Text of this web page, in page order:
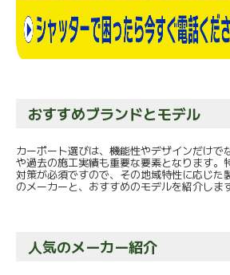
おすすめブランドとモデル
カーポート選びは、機能性やデザインだけで
や過去の施工実績も重要な要素となります。
対策が必須ですので、その地域特性に応じた
のメーカーと、おすすめのモデルを紹介しま
人気のメーカー紹介